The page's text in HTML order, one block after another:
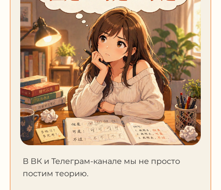
В ВК и Телеграм-канале мы не просто
постим теорию.